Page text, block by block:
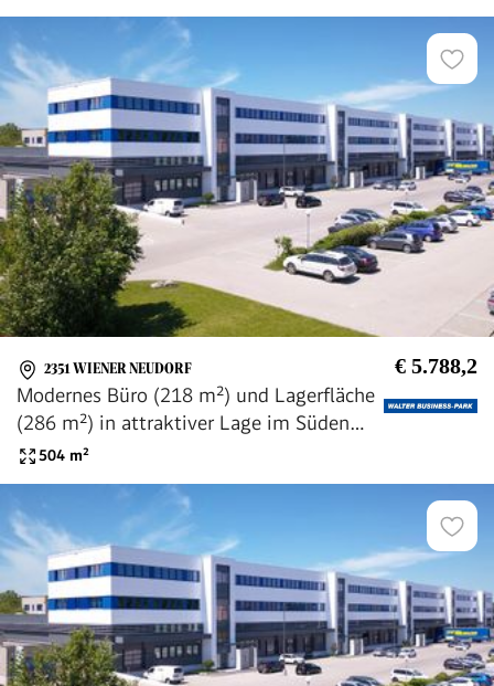
2351 WIENER NEUDORF € 5.788,2
Modernes Büro (218 m²) und Lagerfläche
(286 m²) in attraktiver Lage im Süden
Wiens, provisionsfrei - WALTER
504 m²